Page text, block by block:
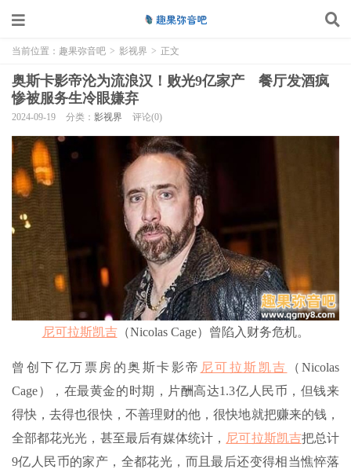
当前位置： 趣果弥音吧 > 影视界 > 正文
奥斯卡影帝沦为流浪汉！败光9亿家产 餐厅发酒疯
惨被服务生冷眼嫌弃
2024-09-19 分类： 影视界 评论(0)
尼可拉斯凯吉（Nicolas Cage）曾陷入财务危机。
曾创下亿万票房的奥斯卡影帝 尼可拉斯凯吉
（Nicolas
Cage），在最黄金的时期，片酬高达1.3亿人民币，但钱来
得快，去得也很快，不善理财的他，很快地就把赚来的钱，
全部都花光光，甚至最后有媒体统计， 尼可拉斯凯吉把总计
9亿人民币的家产，全都花光，而且最后还变得相当憔悴落